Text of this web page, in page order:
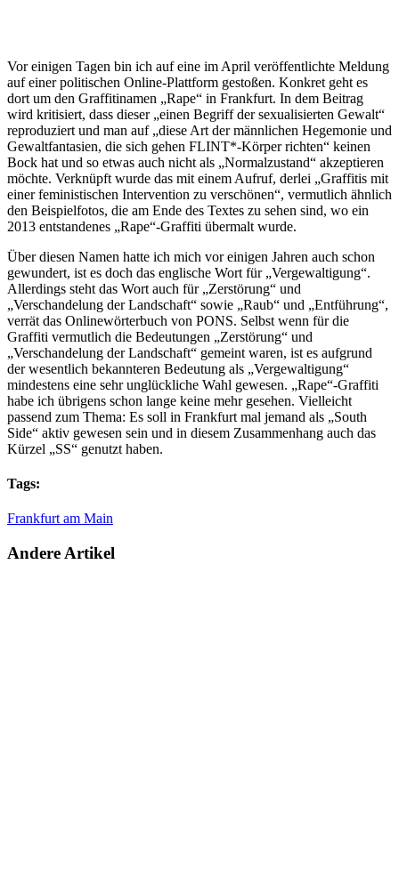
Vor einigen Tagen bin ich auf eine im April veröffentlichte Meldung
auf einer politischen Online-Plattform gestoßen. Konkret geht es
dort um den Graffitinamen „Rape“ in Frankfurt. In dem Beitrag
wird kritisiert, dass dieser „einen Begriff der sexualisierten Gewalt“
reproduziert und man auf „diese Art der männlichen Hegemonie und
Gewaltfantasien, die sich gehen FLINT*-Körper richten“ keinen
Bock hat und so etwas auch nicht als „Normalzustand“ akzeptieren
möchte. Verknüpft wurde das mit einem Aufruf, derlei „Graffitis mit
einer feministischen Intervention zu verschönen“, vermutlich ähnlich
den Beispielfotos, die am Ende des Textes zu sehen sind, wo ein
2013 entstandenes „Rape“-Graffiti übermalt wurde.
Über diesen Namen hatte ich mich vor einigen Jahren auch schon
gewundert, ist es doch das englische Wort für „Vergewaltigung“.
Allerdings steht das Wort auch für „Zerstörung“ und
„Verschandelung der Landschaft“ sowie „Raub“ und „Entführung“,
verrät das Onlinewörterbuch von PONS. Selbst wenn für die
Graffiti vermutlich die Bedeutungen „Zerstörung“ und
„Verschandelung der Landschaft“ gemeint waren, ist es aufgrund
der wesentlich bekannteren Bedeutung als „Vergewaltigung“
mindestens eine sehr unglückliche Wahl gewesen. „Rape“-Graffiti
habe ich übrigens schon lange keine mehr gesehen. Vielleicht
passend zum Thema: Es soll in Frankfurt mal jemand als „South
Side“ aktiv gewesen sein und in diesem Zusammenhang auch das
Kürzel „SS“ genutzt haben.
Tags:
Frankfurt am Main
Andere Artikel